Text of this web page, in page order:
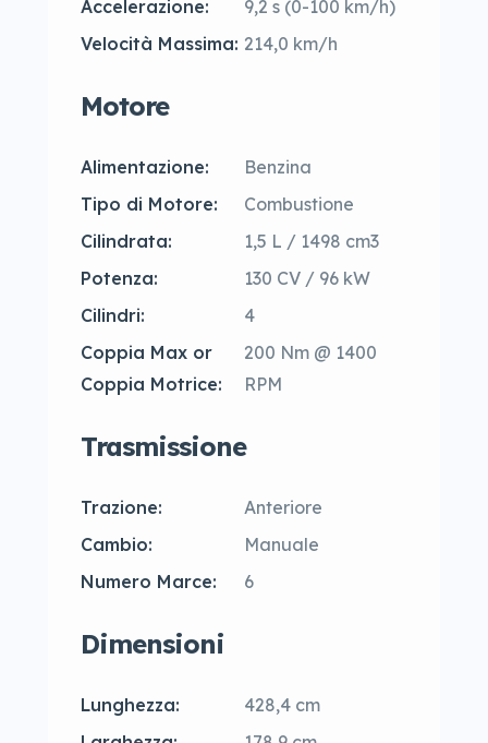
Accelerazione:
9,2 s (0-100 km/h)
Velocità Massima: 214,0 km/h
Motore
Alimentazione:
Benzina
Tipo di Motore:
Combustione
Cilindrata:
1,5 L / 1498 cm3
Potenza:
130 CV / 96 kW
Cilindri:
4
Coppia Max or
Coppia Motrice:
200 Nm @ 1400
RPM
Trasmissione
Trazione:
Anteriore
Cambio:
Manuale
Numero Marce:
6
Dimensioni
Lunghezza:
428,4 cm